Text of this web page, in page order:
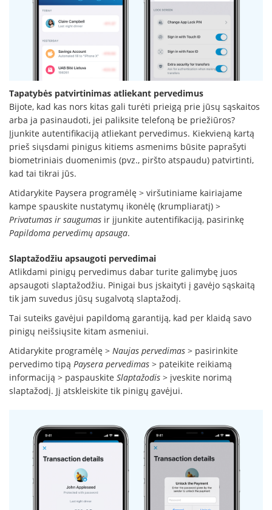
Tapatybės patvirtinimas atliekant pervedimus
Bijote, kad kas nors kitas gali turėti prieigą prie jūsų sąskaitos
arba ja pasinaudoti, jei paliksite telefoną be priežiūros?
Įjunkite autentifikaciją atliekant pervedimus. Kiekvieną kartą
prieš siųsdami pinigus kitiems asmenims būsite paprašyti
biometriniais duomenimis (pvz., piršto atspaudu) patvirtinti,
kad tai tikrai jūs.
Atidarykite Paysera programėlę > viršutiniame kairiajame
kampe spauskite nustatymų ikonėlę (krumpliaratį) >
Privatumas ir saugumas ir įjunkite autentifikaciją, pasirinkę
Papildoma pervedimų apsauga.
Slaptažodžiu apsaugoti pervedimai
Atlikdami pinigų pervedimus dabar turite galimybę juos
apsaugoti slaptažodžiu. Pinigai bus įskaityti į gavėjo sąskaitą
tik jam suvedus jūsų sugalvotą slaptažodį.
Tai suteiks gavėjui papildomą garantiją, kad per klaidą savo
pinigų neišsiųsite kitam asmeniui.
Atidarykite programėlę > Naujas pervedimas > pasirinkite
pervedimo tipą Paysera pervedimas > pateikite reikiamą
informaciją > paspauskite Slaptažodis > įveskite norimą
slaptažodį. Jį atskleiskite tik pinigų gavėjui.